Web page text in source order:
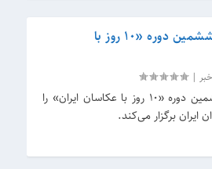
معرفی شورای علمی ششمین دوره «۱۰ روز با
خبر |
انجمن عکاسان ایران ششمین دوره «۱۰ روز با عکاسان ایران» را